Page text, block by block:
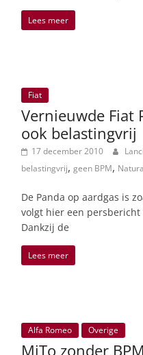
Lees meer
Fiat
Vernieuwde Fiat
ook belastingvrij
17 december 2010
belastingvrij, geen BPM,
De Panda op aardgas is
volgt hier een
Dankzij de
Lees meer
Alfa Romeo Overige
MiTo zonder